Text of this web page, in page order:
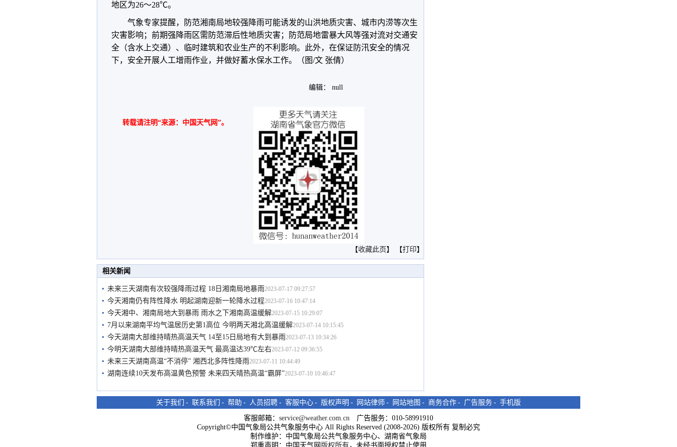
地区为26～28℃。
气象专家提醒，防范湘南局地较强降雨可能诱发的山洪地质灾害、城市内涝等次生
灾害影响；前期强降雨区需防范滞后性地质灾害；防范局地雷暴大风等强对流对交通安
全（含水上交通）、临时建筑和农业生产的不利影响。此外，在保证防汛安全的情况
下，安全开展人工增雨作业，并做好蓄水保水工作。（图/文 张倩）
编辑： null
转载请注明“来源：中国天气网”。
【收藏此页 】 【打印】
相关新闻
未来三天湖南有次较强降雨过程 18日湘南局地暴雨2023-07-17 09:27:57
今天湘南仍有阵性降水 明起湖南迎新一轮降水过程2023-07-16 10:47:14
今天湘中、湘南局地大到暴雨 雨水之下湘南高温缓解2023-07-15 10:29:07
7月以来湖南平均气温居历史第1高位 今明两天湘北高温缓解2023-07-14 10:15:45
今天湖南大部维持晴热高温天气 14至15日局地有大到暴雨2023-07-13 10:34:26
今明天湖南大部维持晴热高温天气 最高温达39℃左右2023-07-12 09:36:55
未来三天湖南高温“不消停” 湘西北多阵性降雨2023-07-11 10:44:49
湖南连续10天发布高温黄色预警 未来四天晴热高温“霸屏”2023-07-10 10:46:47
关于我们 - 联系我们 - 帮助 - 人员招聘 - 客服中心 - 版权声明 - 网站律师 - 网站地图 - 商务合作 - 广告服务 - 手机版
客服邮箱： service@weather.com.cn 广告服务：010-58991910
Copyright©中国气象局公共气象服务中心 All Rights Reserved (2008-2026) 版权所有 复制必究
制作维护：中国气象局公共气象服务中心、湖南省气象局
郑重声明：中国天气网 版权所有，未经书面授权禁止使用